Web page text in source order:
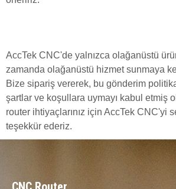
AccTek CNC'de yalnızca olağanüstü
zamanda olağanüstü hizmet sunmaya
Bize sipariş vererek, bu gönderim
şartlar ve koşullara uymayı kabul etmiş
router ihtiyaçlarınız için AccTek CNC'yi
teşekkür ederiz.